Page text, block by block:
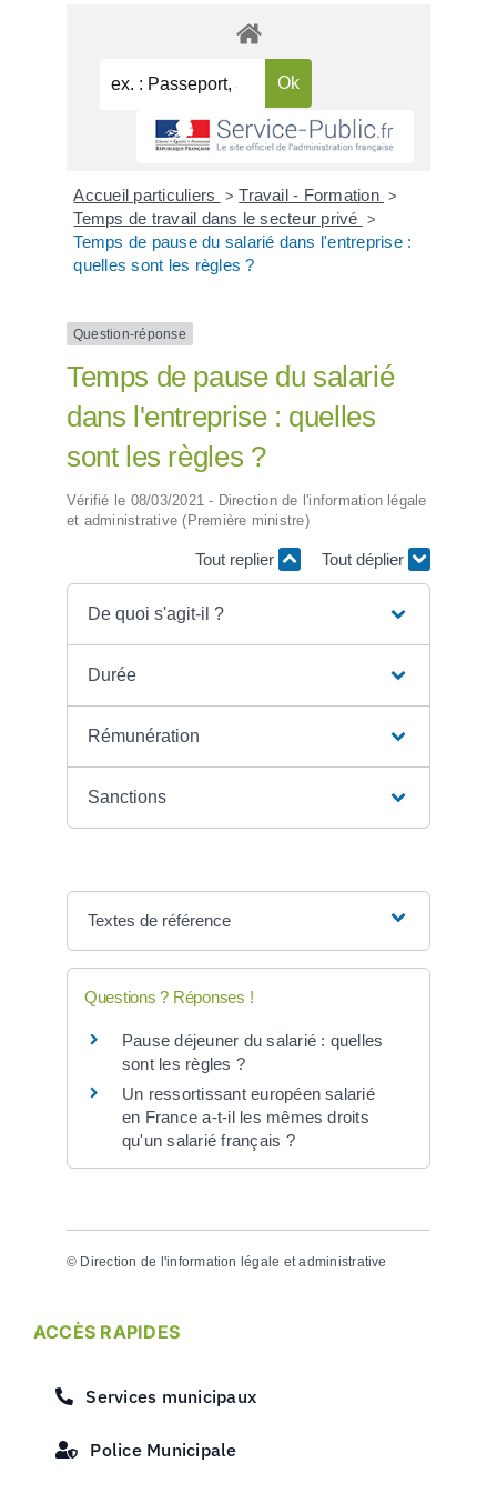
Accueil particuliers > Travail - Formation >
Temps de travail dans le secteur privé >
Temps de pause du salarié dans l'entreprise :
quelles sont les règles ?
Question-réponse
Temps de pause du salarié
dans l'entreprise : quelles
sont les règles ?
Vérifié le 08/03/2021 - Direction de l'information légale
et administrative (Première ministre)
Tout replier Tout déplier
De quoi s'agit-il ?
Durée
Rémunération
Sanctions
Textes de référence
Questions ? Réponses !
Pause déjeuner du salarié : quelles
sont les règles ?
Un ressortissant européen salarié
en France a-t-il les mêmes droits
qu'un salarié français ?
© Direction de l'information légale et administrative
ACCÈS RAPIDES
Services municipaux
Police Municipale